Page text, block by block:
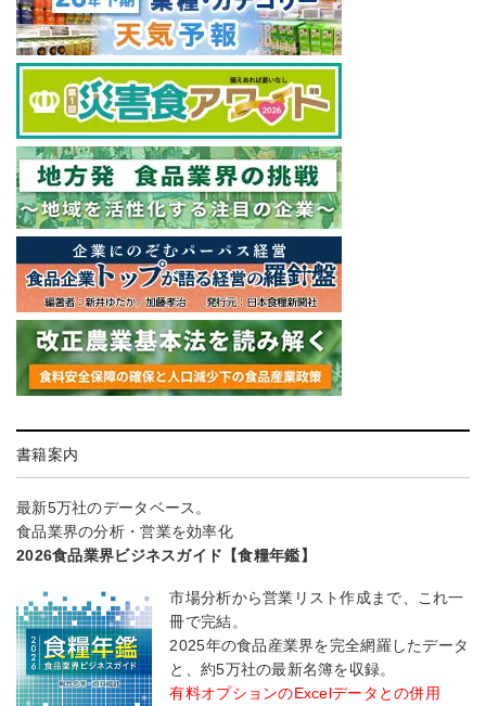
書籍案内
最新5万社のデータベース。
食品業界の分析・営業を効率化
2026食品業界ビジネスガイド【食糧年鑑】
市場分析から営業リスト作成まで、これ一
冊で完結。
2025年の食品産業界を完全網羅したデータ
と、約5万社の最新名簿を収録。
有料オプションのExcelデータとの併用